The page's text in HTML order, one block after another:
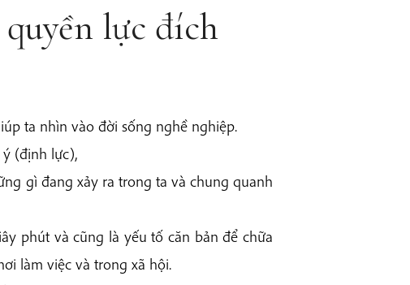
lực đích
ta nhìn vào đời sống nghề nghiệp.
(định lực),
gì đang xảy ra trong ta và chung quanh
phút và cũng là yếu tố căn bản để chữa
làm việc và trong xã hội.